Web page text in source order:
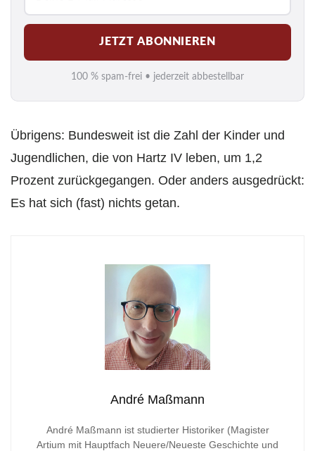
M
a
i
l
*
JETZT ABONNIEREN
100 % spam-frei • jederzeit abbestellbar
Übrigens: Bundesweit ist die Zahl der Kinder und
Jugendlichen, die von Hartz IV leben, um 1,2
Prozent zurückgegangen. Oder anders ausgedrückt:
Es hat sich (fast) nichts getan.
André Maßmann
André Maßmann ist studierter Historiker (Magister
Artium mit Hauptfach Neuere/Neueste Geschichte und